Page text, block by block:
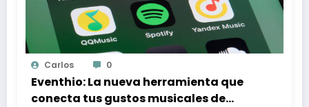
Carlos 0
Eventhio: La nueva herramienta que
conecta tus gustos musicales de